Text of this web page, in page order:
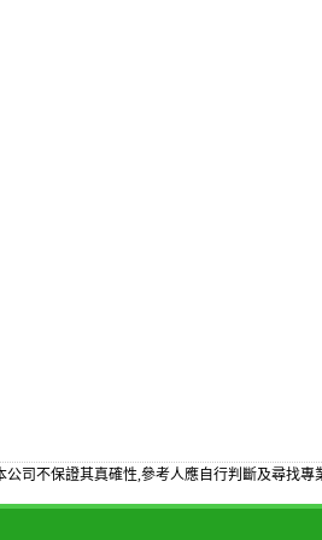
司不保證其真確性,參考人應自行判斷及尋找專